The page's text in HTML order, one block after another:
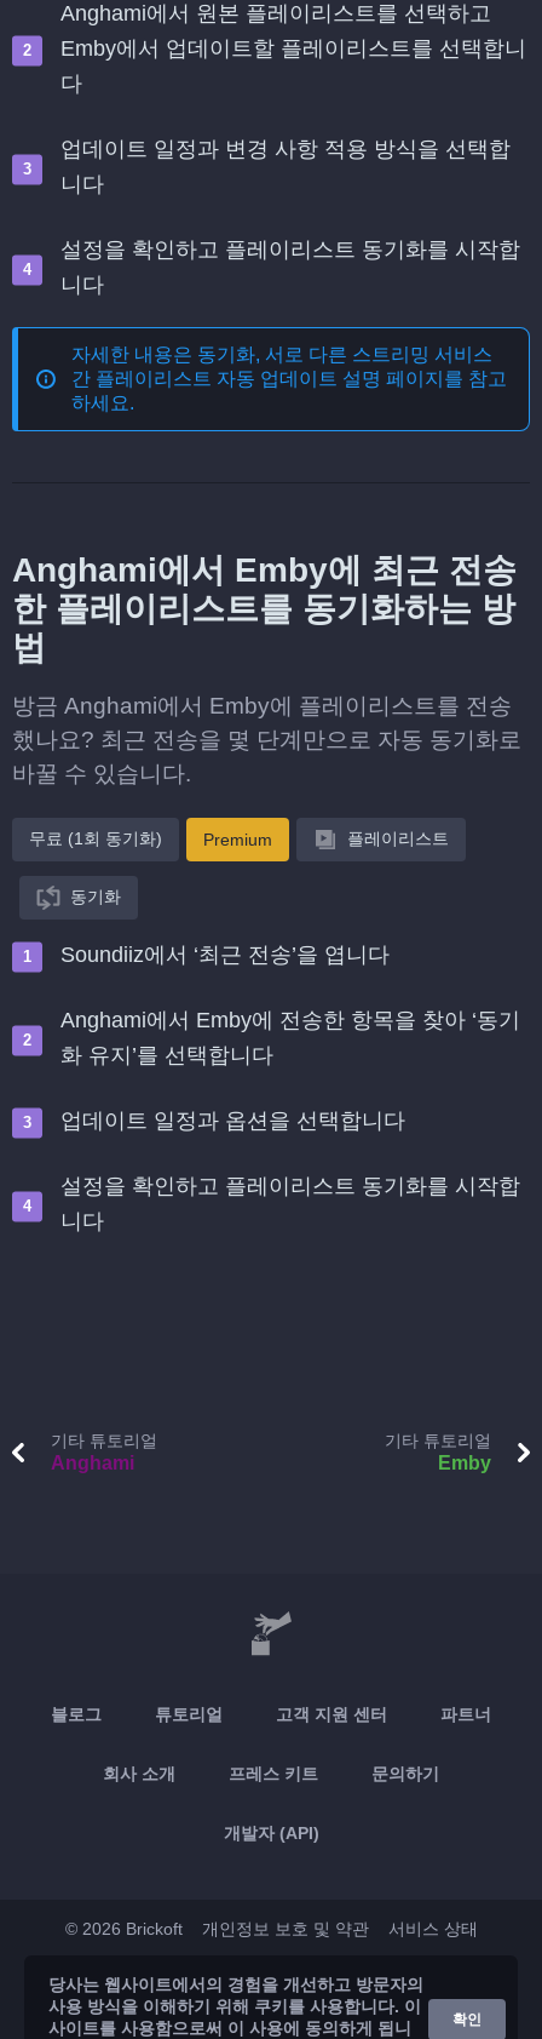
Anghami에서 원본 플레이리스트를 선택하고
Emby에서 업데이트할 플레이리스트를 선택합니
다
업데이트 일정과 변경 사항 적용 방식을 선택합
니다
설정을 확인하고 플레이리스트 동기화를 시작합
니다
자세한 내용은 동기화, 서로 다른 스트리밍 서비스
간 플레이리스트 자동 업데이트 설명 페이지를 참고
하세요.
Anghami에서 Emby에 최근 전송
한 플레이리스트를 동기화하는 방
법
방금 Anghami에서 Emby에 플레이리스트를 전송
했나요? 최근 전송을 몇 단계만으로 자동 동기화로
바꿀 수 있습니다.
무료 (1회 동기화) Premium 플레이리스트
동기화
Soundiiz에서 ‘최근 전송’을 엽니다
Anghami에서 Emby에 전송한 항목을 찾아 ‘동기
화 유지’를 선택합니다
업데이트 일정과 옵션을 선택합니다
설정을 확인하고 플레이리스트 동기화를 시작합
니다
기타 튜토리얼
Anghami
기타 튜토리얼
Emby
블로그 튜토리얼 고객 지원 센터 파트너
회사 소개 프레스 키트 문의하기
개발자 (API)
© 2026 Brickoft 개인정보 보호 및 약관 서비스 상태
App Store Google Play
당사는 웹사이트에서의 경험을 개선하고 방문자의
사용 방식을 이해하기 위해 쿠키를 사용합니다. 이
사이트를 사용함으로써 이 사용에 동의하게 됩니
확인